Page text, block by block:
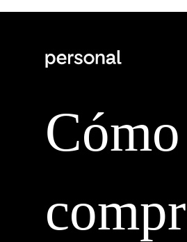
Cómo